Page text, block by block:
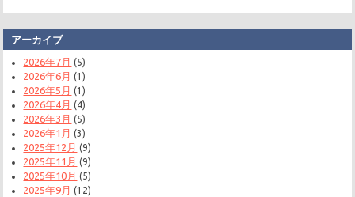
アーカイブ
2026年7月 (5)
2026年6月 (1)
2026年5月 (1)
2026年4月 (4)
2026年3月 (5)
2026年1月 (3)
2025年12月 (9)
2025年11月 (9)
2025年10月 (5)
2025年9月 (12)